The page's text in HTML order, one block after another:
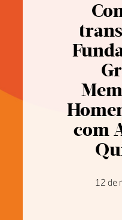
com
12 de